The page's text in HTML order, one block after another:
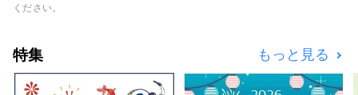
ください。
特集 もっと見る